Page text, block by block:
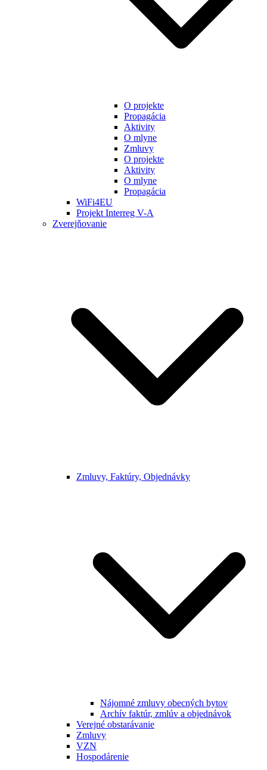
O projekte
Propagácia
Aktivity
O mlyne
Zmluvy
O projekte
Aktivity
O mlyne
Propagácia
WiFi4EU
Projekt Interreg V-A
Zverejňovanie
Zmluvy, Faktúry, Objednávky
Nájomné zmluvy obecných bytov
Archív faktúr, zmlúv a objednávok
Verejné obstarávanie
Zmluvy
VZN
Hospodárenie